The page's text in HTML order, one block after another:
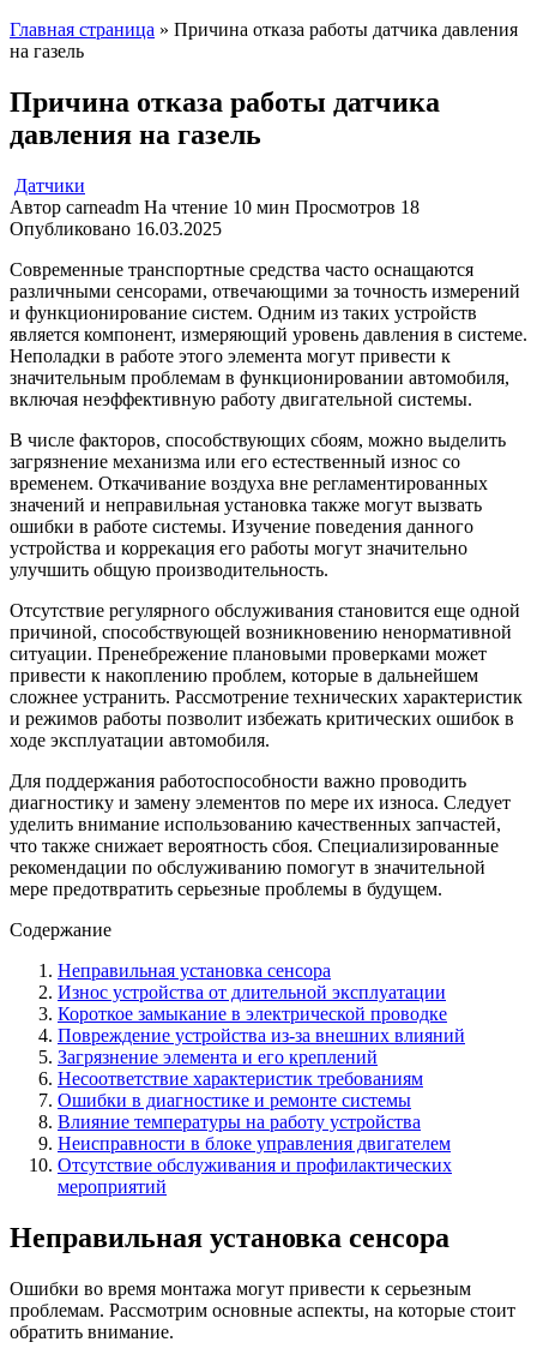
Главная страница » Причина отказа работы датчика давления
на газель
Причина отказа работы датчика
давления на газель
Датчики
Автор carneadm На чтение 10 мин Просмотров 18
Опубликовано 16.03.2025
Современные транспортные средства часто оснащаются
различными сенсорами, отвечающими за точность измерений
и функционирование систем. Одним из таких устройств
является компонент, измеряющий уровень давления в системе.
Неполадки в работе этого элемента могут привести к
значительным проблемам в функционировании автомобиля,
включая неэффективную работу двигательной системы.
В числе факторов, способствующих сбоям, можно выделить
загрязнение механизма или его естественный износ со
временем. Откачивание воздуха вне регламентированных
значений и неправильная установка также могут вызвать
ошибки в работе системы. Изучение поведения данного
устройства и коррекация его работы могут значительно
улучшить общую производительность.
Отсутствие регулярного обслуживания становится еще одной
причиной, способствующей возникновению ненормативной
ситуации. Пренебрежение плановыми проверками может
привести к накоплению проблем, которые в дальнейшем
сложнее устранить. Рассмотрение технических характеристик
и режимов работы позволит избежать критических ошибок в
ходе эксплуатации автомобиля.
Для поддержания работоспособности важно проводить
диагностику и замену элементов по мере их износа. Следует
уделить внимание использованию качественных запчастей,
что также снижает вероятность сбоя. Специализированные
рекомендации по обслуживанию помогут в значительной
мере предотвратить серьезные проблемы в будущем.
Содержание
Неправильная установка сенсора
Износ устройства от длительной эксплуатации
Короткое замыкание в электрической проводке
Повреждение устройства из-за внешних влияний
Загрязнение элемента и его креплений
Несоответствие характеристик требованиям
Ошибки в диагностике и ремонте системы
Влияние температуры на работу устройства
Неисправности в блоке управления двигателем
Отсутствие обслуживания и профилактических
мероприятий
Неправильная установка сенсора
Ошибки во время монтажа могут привести к серьезным
проблемам. Рассмотрим основные аспекты, на которые стоит
обратить внимание.